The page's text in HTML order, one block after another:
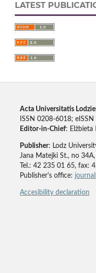
LATEST
Acta Universitatis
ISSN 0208-6018;
Editor-in-Chief: Elżbieta
Publisher: Lodz
Jana Matejki St., no
Tel.: 42 235 01 65, fax:
Publisher's office:
Accesibility declaration